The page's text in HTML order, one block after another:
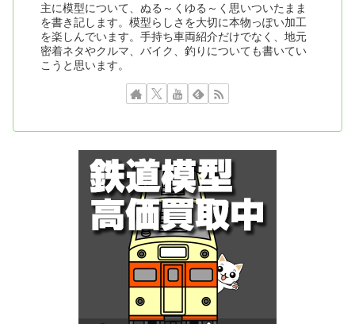
主に模型について、ぬる～くゆる～く思いついたまま
を書き記します。模型らしさを大切に本物っぽい加工
を楽しんでいます。手持ち車両紹介だけでなく、地元
密着ネタやクルマ、バイク、釣りについても書いてい
こうと思います。